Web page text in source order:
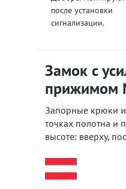
после установки
сигнализации.
Замок с
прижимом
Запорные крюки
точках полотна и
высоте: вверху,